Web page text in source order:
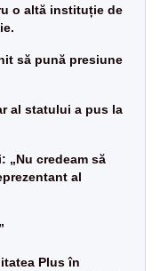
o altă instituție de
să pună presiune
al statului a pus la
„Nu credeam să
al
Plus în